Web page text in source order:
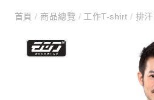
首頁/ 商品總覽 /工作T-shirt / 排